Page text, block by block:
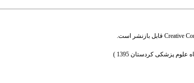
Creative قابل بازنشر است.